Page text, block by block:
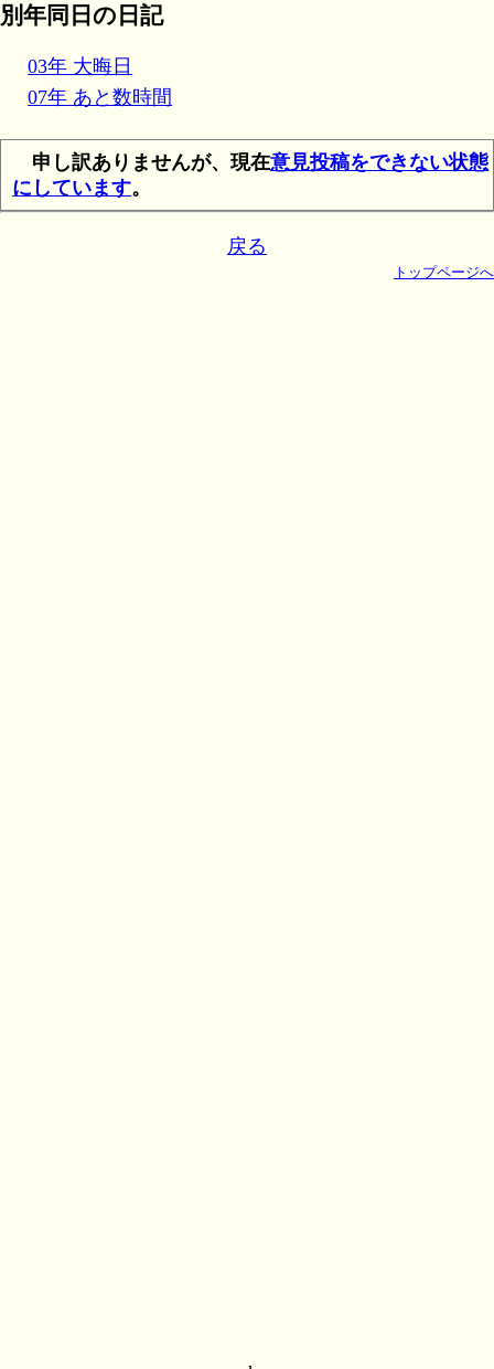
別年同日の日記
03年 大晦日
07年 あと数時間
申し訳ありませんが、現在意見投稿をできない状態
にしています。
戻る
トップページへ